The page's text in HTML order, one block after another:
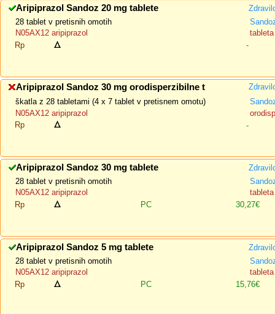
Aripiprazol Sandoz 20 mg tablete
28 tablet v pretisnih omotih
N05AX12 aripiprazol
tableta
Rp
-
Aripiprazol Sandoz 30 mg orodisperzibilne t
škatla z 28 tabletami (4 x 7 tablet v pretisnem omotu)
N05AX12 aripiprazol
Rp
-
Aripiprazol Sandoz 30 mg tablete
28 tablet v pretisnih omotih
N05AX12 aripiprazol
tableta
Rp
PC 30,27€
Aripiprazol Sandoz 5 mg tablete
28 tablet v pretisnih omotih
N05AX12 aripiprazol
tableta
Rp
PC 15,76€